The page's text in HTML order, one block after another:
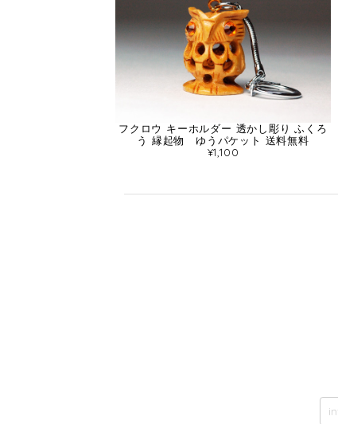
フクロウ キーホルダー 透かし彫り ふくろ
う 縁起物 ゆうパケット 送料無料
¥1,100